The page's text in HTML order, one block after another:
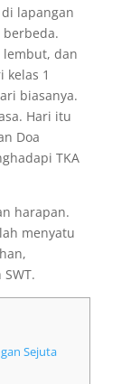
lapangan
berbeda.
dan
kelas 1
biasanya.
Hari itu
Doa
TKA
harapan.
menyatu
Sejuta